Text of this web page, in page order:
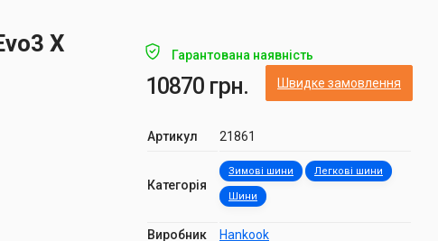
X
Гарантована наявність
10870 грн. Швидке замовлення
Артикул 21861
Категорія
Зимові шини Легкові шини
Шини
Виробник Hankook